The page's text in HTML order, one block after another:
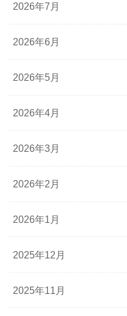
2026年7月
2026年6月
2026年5月
2026年4月
2026年3月
2026年2月
2026年1月
2025年12月
2025年11月